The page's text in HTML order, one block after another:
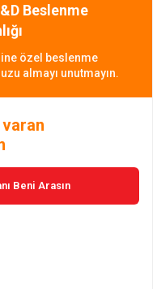
Beslenme
özel beslenme
almayı unutmayın.
Beni Arasın